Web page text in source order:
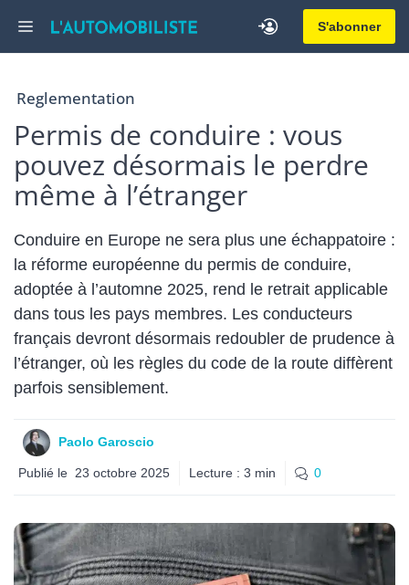
S'abonner
Menu
Reglementation
Permis de conduire : vous
pouvez désormais le perdre
même à l’étranger
Conduire en Europe ne sera plus une échappatoire :
la réforme européenne du permis de conduire,
adoptée à l’automne 2025, rend le retrait applicable
dans tous les pays membres. Les conducteurs
français devront désormais redoubler de prudence à
l’étranger, où les règles du code de la route diffèrent
parfois sensiblement.
Paolo Garoscio
Publié le 23 octobre 2025 Lecture : 3 min 0